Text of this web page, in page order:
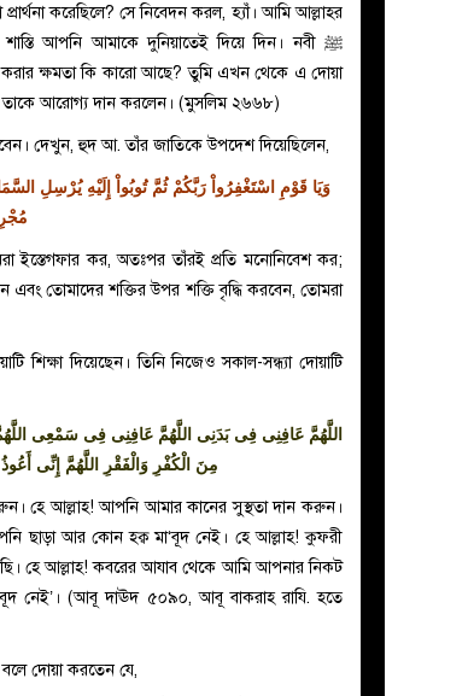
করেছিলে? সে নিবেদন করল, হ্যাঁ। আমি আল্লাহর
আপনি আমাকে দুনিয়াতেই দিয়ে দিন। নবী ﷺ
করার ক্ষমতা কি কারো আছে? তুমি এখন থেকে এ দোয়া
তাকে আরোগ্য দান করলেন। (মুসলিম ২৬৬৮)
দেখুন, হুদ আ. তাঁর জাতিকে উপদেশ দিয়েছিলেন,
وَيَا قَوْمِ اسْتَغْفِرُواْ رَبَّكُمْ ثُمَّ تُوبُواْ إِلَيْهِ يُرْسِلِ
ইস্তেগফার কর, অতঃপর তাঁরই প্রতি মনোনিবেশ কর;
এবং তোমাদের শক্তির উপর শক্তি বৃদ্ধি করবেন, তোমরা
শিক্ষা দিয়েছেন। তিনি নিজেও সকাল-সন্ধ্যা দোয়াটি
اللَّهُمَّ عَافِنِى فِى بَدَنِى اللَّهُمَّ عَافِنِى فِى سَمْعِى
مِنَ الْكُفْرِ وَالْفَقْرِ اللَّهُمَّ إِنِّى
হে আল্লাহ! আপনি আমার কানের সুস্থতা দান করুন।
ছাড়া আর কোন হক্ব মা‘বূদ নেই। হে আল্লাহ! কুফরী
হে আল্লাহ! কবরের আযাব থেকে আমি আপনার নিকট
নেই’। (আবূ দাঊদ ৫০৯০, আবূ বাকরাহ রাযি. হতে
দোয়া করতেন যে,